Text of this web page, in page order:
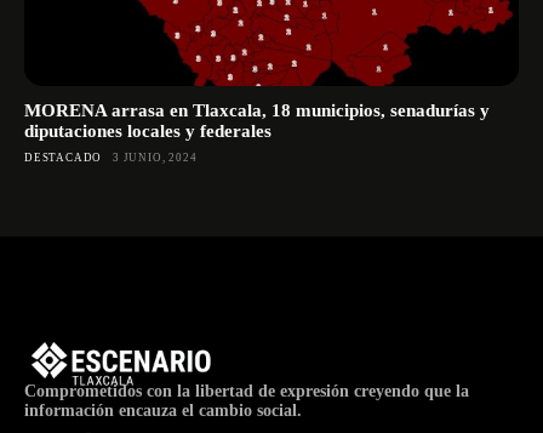
MORENA arrasa en Tlaxcala, 18 municipios, senadurías y
diputaciones locales y federales
DESTACADO 3 JUNIO, 2024
Comprometidos con la libertad de expresión creyendo que la
información encauza el cambio social.